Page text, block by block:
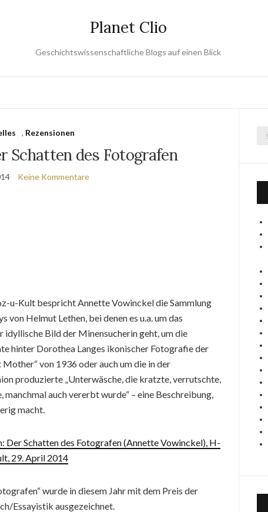
Planet Clio
Geschichtswissenschaftliche Blogs auf einen Blick
, Rezensionen
Schatten des Fotografen
Keine Kommentare
u-Kult bespricht Annette Vowinckel die Sammlung
von Helmut Lethen, bei denen es u.a. um das
idyllische Bild der Minensucherin geht, um die
hinter Dorothea Langes ikonischer Fotografie der
von 1936 oder auch um die in der
produzierte „Unterwäsche, die kratzte, verrutschte,
manchmal auch vererbt wurde“ – eine Beschreibung,
macht.
Der Schatten des Fotografen (Annette Vowinckel), H-
29. April 2014
wurde in diesem Jahr mit dem Preis der
Essayistik ausgezeichnet.